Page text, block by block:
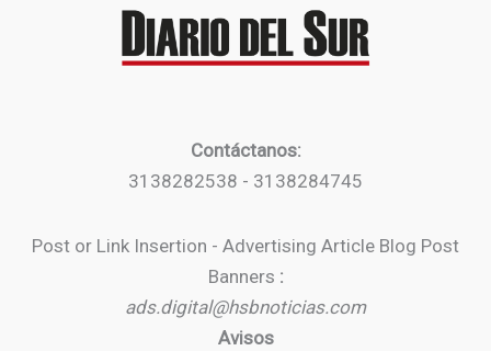
Contáctanos:
3138282538 - 3138284745
Post or Link Insertion - Advertising Article Blog Post
Banners :
ads.digital@hsbnoticias.com
Avisos